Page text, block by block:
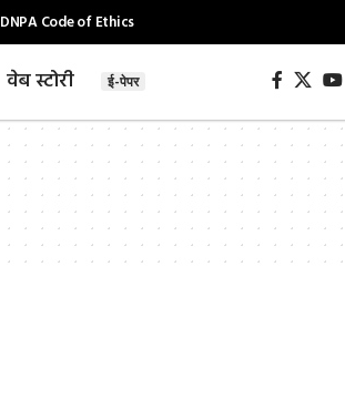
DNPA Code of Ethics
वेब स्टोरी ई-पेपर